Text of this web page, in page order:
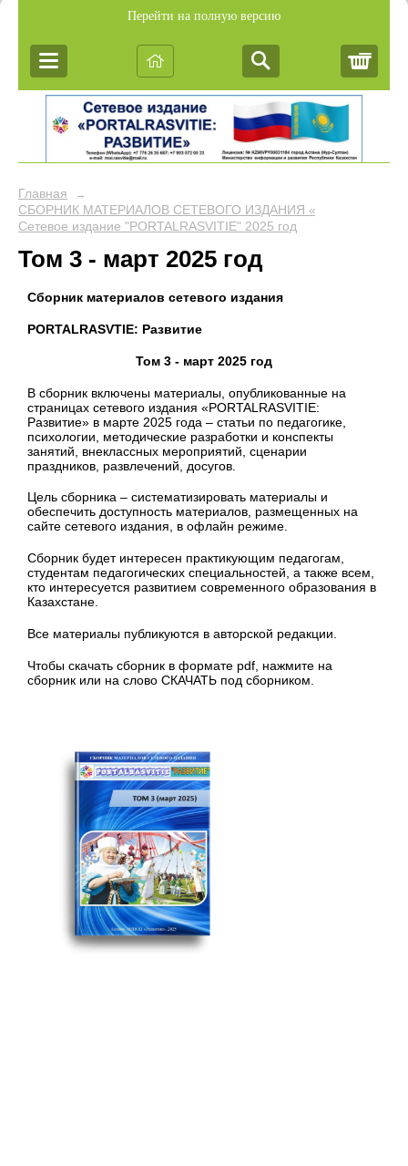
Перейти на полную версию
Главная →
СБОРНИК МАТЕРИАЛОВ СЕТЕВОГО ИЗДАНИЯ
Сетевое издание "PORTALRASVITIE" 2025 год
Том 3 - март 2025 год
Сборник материалов сетевого издания
PORTALRASVTIE: Развитие
Том 3 - март 2025 год
В сборник включены материалы, опубликованные на
страницах сетевого издания «PORTALRASVITIE:
Развитие» в марте 2025 года – статьи по педагогике,
психологии, методические разработки и конспекты
занятий, внеклассных мероприятий, сценарии
праздников, развлечений, досугов.
Цель сборника – систематизировать материалы и
обеспечить доступность материалов, размещенных на
сайте сетевого издания, в офлайн режиме.
Сборник будет интересен практикующим педагогам,
студентам педагогических специальностей, а также всем,
кто интересуется развитием современного образования в
Казахстане.
Все материалы публикуются в авторской редакции.
Чтобы скачать сборник в формате pdf, нажмите на
сборник или на слово СКАЧАТЬ под сборником.